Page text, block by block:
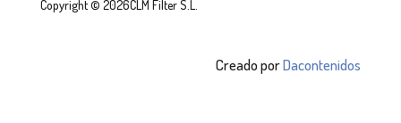
Copyright © 2026CLM Filter S.L.
Creado porDacontenidos